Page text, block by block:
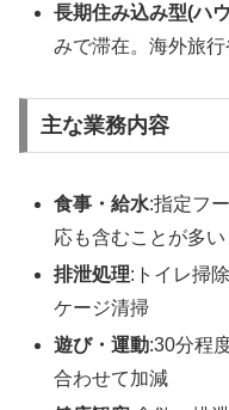
長期住み込み型(ハ
みで滞在。海外旅
主な業務内容
食事・給水:指定フ
応も含むことが多い
排泄処理:トイレ掃
ケージ清掃
遊び・運動:30分程
合わせて加減